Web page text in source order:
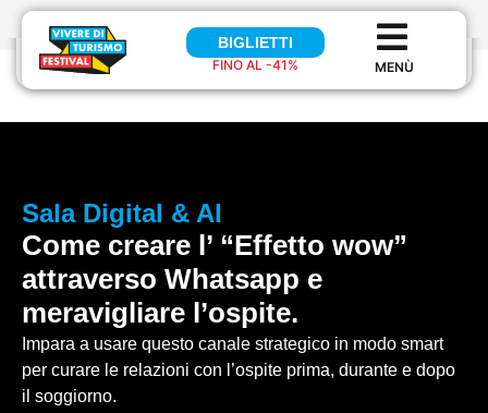
BIGLIETTI
FINO AL 41%
BIGLIETTI
FINO AL -41%
Sala Digital & AI
Come creare l’ “Effetto wow”
attraverso Whatsapp e
meravigliare l’ospite.
Impara a usare questo canale strategico in modo smart
per curare le relazioni con l’ospite prima, durante e dopo
il soggiorno.